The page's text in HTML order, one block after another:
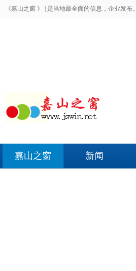
《嘉山之窗 》 | 是当地最全面的信息，企业发布
嘉山之窗 新闻